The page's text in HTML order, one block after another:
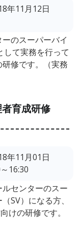
年11月12日
のスーパーバイ
して実務を行って
修です。（実務
育成研修
年11月01日
16:30
センターのスー
SV）になる方、
けの研修です。